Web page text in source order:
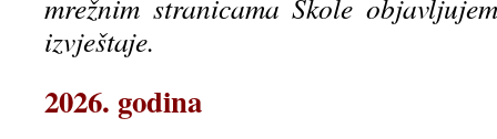
mrežnim stranicama Škole
izvještaje.
2026. godina